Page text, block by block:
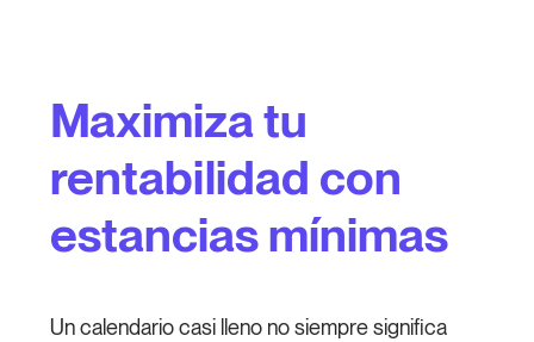
Maximiza tu
rentabilidad con
estancias mínimas
Un calendario casi lleno no siempre significa